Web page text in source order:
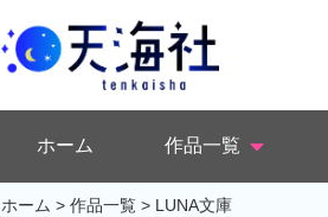
ホーム 作品一覧
ホーム > 作品一覧 > LUNA文庫